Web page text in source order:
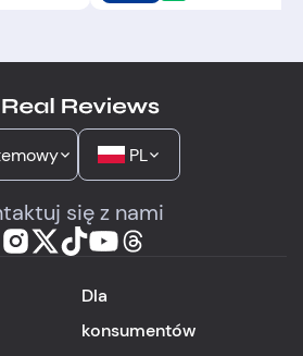
PL
się z nami
Dla
konsumentów